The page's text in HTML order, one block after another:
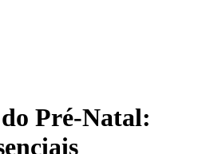
Pré-Natal: